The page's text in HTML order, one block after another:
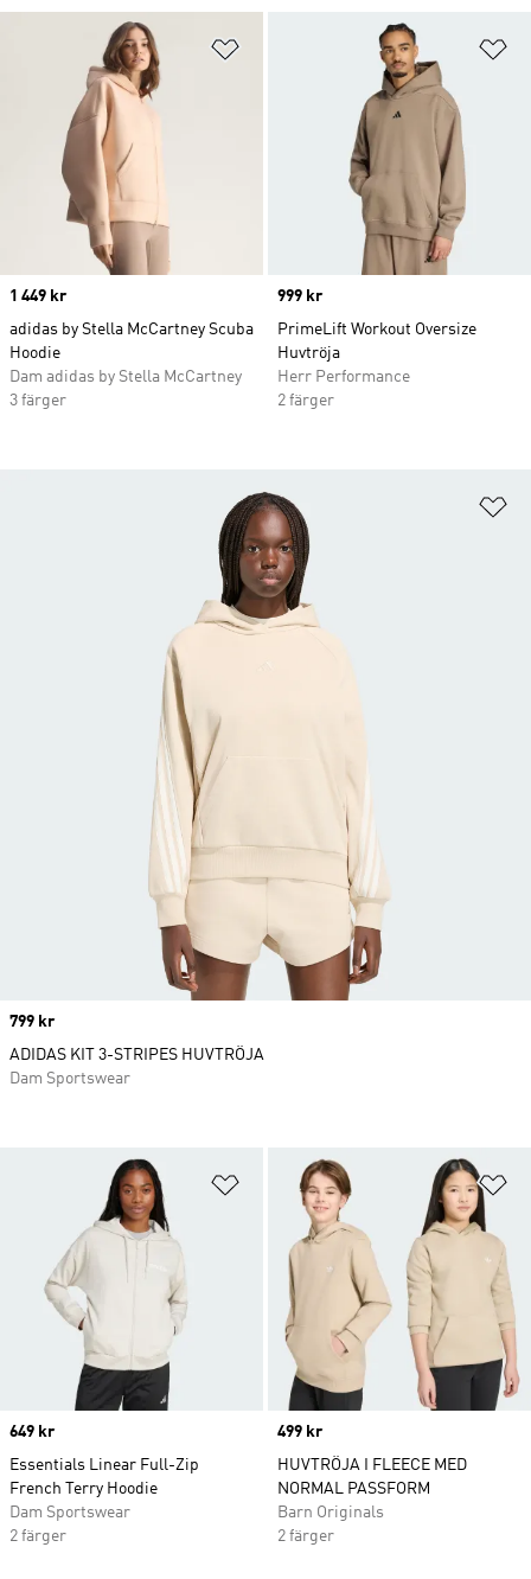
Lägg till på önskelistan
Price
1 449 kr
adidas by Stella McCartney Scuba
Hoodie
Dam adidas by Stella McCartney
3 färger
Price
999 kr
PrimeLift Workout Oversize
Huvtröja
Herr Performance
2 färger
Lägg till på önskelistan
Price
649 kr
Essentials Linear Full-Zip
French Terry Hoodie
Dam Sportswear
2 färger
Price
499 kr
HUVTRÖJA I FLEECE MED
NORMAL PASSFORM
Barn Originals
2 färger
Price
799 kr
ADIDAS KIT 3-STRIPES HUVTRÖJA
Dam Sportswear